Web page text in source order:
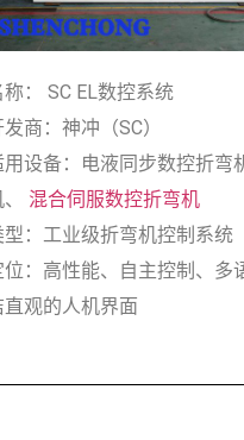
称： SC EL数控系统
发商：神冲（SC）
用设备：电液同步数控折弯
混合伺服数控折弯机
型：工业级折弯机控制系统
位：高性能、自主控制、多
直观的人机界面